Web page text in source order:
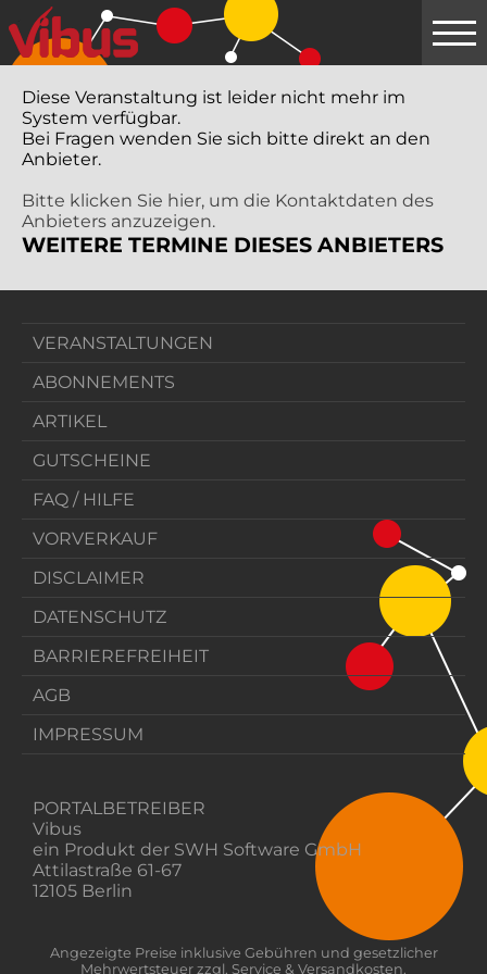
Springe
zum
Hauptinhalt
Diese Veranstaltung ist leider nicht mehr im
System verfügbar.
Bei Fragen wenden Sie sich bitte direkt an den
Anbieter.
Bitte klicken Sie hier, um die Kontaktdaten des
Anbieters anzuzeigen.
WEITERE TERMINE DIESES ANBIETERS
VERANSTALTUNGEN
ABONNEMENTS
ARTIKEL
GUTSCHEINE
FAQ / HILFE
VORVERKAUF
DISCLAIMER
DATENSCHUTZ
BARRIEREFREIHEIT
AGB
IMPRESSUM
PORTALBETREIBER
Vibus
ein Produkt der SWH Software GmbH
Attilastraße 61-67
12105 Berlin
Angezeigte Preise inklusive Gebühren und gesetzlicher
Mehrwertsteuer zzgl. Service & Versandkosten.